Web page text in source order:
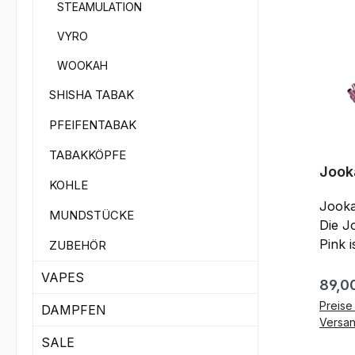
STEAMULATION
VYRO
WOOKAH
SHISHA TABAK
PFEIFENTABAK
TABAKKÖPFE
KOHLE
MUNDSTÜCKE
ZUBEHÖR
VAPES
DAMPFEN
SALE
Glas
Steinkopf Sieb
Aufsatz Kopf
mit
58cm
Die
Pink
Alu
Kohleteller
Preise